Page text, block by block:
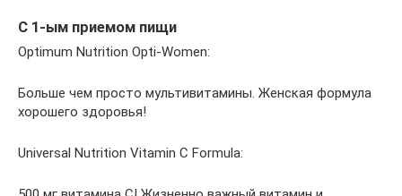
С 1-ым приемом пищи
Optimum Nutrition Opti-Women:
Больше чем просто мультивитамины. Женская формула
хорошего здоровья!
Universal Nutrition Vitamin C Formula: